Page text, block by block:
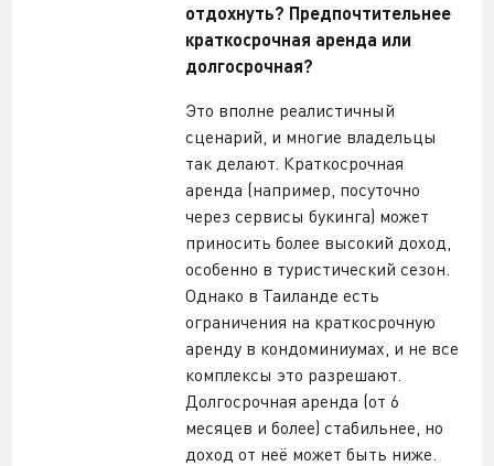
отдохнуть? Предпочтительнее
краткосрочная аренда или
долгосрочная?
Это вполне реалистичный
сценарий, и многие владельцы
так делают. Краткосрочная
аренда (например, посуточно
через сервисы букинга) может
приносить более высокий доход,
особенно в туристический сезон.
Однако в Таиланде есть
ограничения на краткосрочную
аренду в кондоминиумах, и не все
комплексы это разрешают.
Долгосрочная аренда (от 6
месяцев и более) стабильнее, но
доход от неё может быть ниже.